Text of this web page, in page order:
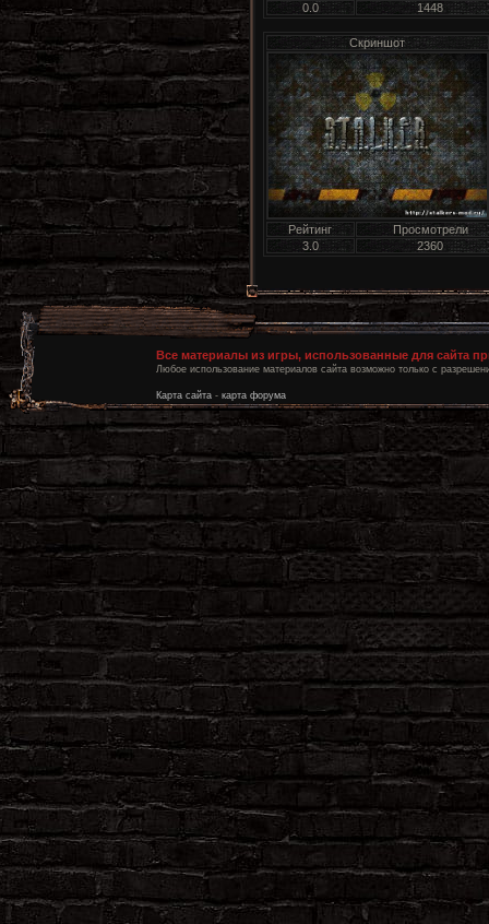
0.0
1448
Скриншот
Рейтинг
Просмотрели
3.0
2360
Все материалы из игры, использованные для сайта
Любое использование материалов сайта возможно только с
Карта сайта - карта форума